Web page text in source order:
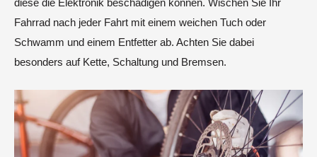
Fahrrad nach jeder Fahrt mit einem weichen Tuch oder
Schwamm und einem Entfetter ab. Achten Sie dabei
besonders auf Kette, Schaltung und Bremsen.